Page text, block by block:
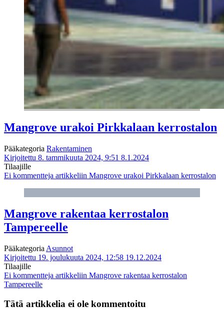
Mangrove urakoi Pirkkalaan kerrostalon
Pääkategoria Rakentaminen
Kirjoitettu 8. tammikuuta 2024, 9:51 8.1.2024
Tilaajille
Ei kommentteja artikkeliin Mangrove urakoi Pirkkalaan kerrostalon
Mangrove rakentaa kerrostalon
Tampereelle
Pääkategoria Asunnot
Kirjoitettu 19. joulukuuta 2024, 12:58 19.12.2024
Tilaajille
Ei kommentteja artikkeliin Mangrove rakentaa kerrostalon
Tampereelle
Tätä artikkelia ei ole kommentoitu